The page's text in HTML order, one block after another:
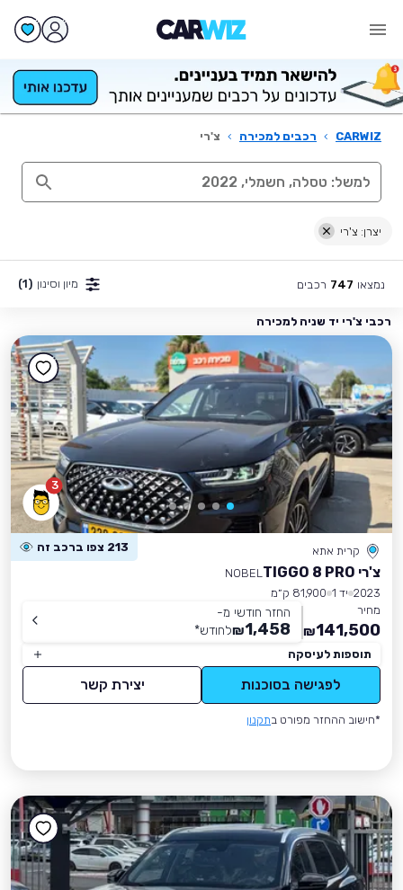
CARWIZ
› רכבים למכירה › צ'רי
יצרן: צ'רי
נמצאו 747 רכבים מיון וסינון (1)
רכבי צ'רי יד שניה למכירה
3
קרית אתא 213 צפו ברכב זה
צ'רי TIGGO 8 PRO
NOBEL
2023 יד 1
81,900 ק״מ
מחיר
141,500
₪
החזר חודשי מ-
1,458
₪לחודש*
תוספות לעיסקה
לפגישה בסוכנות יצירת קשר
*חישוב ההחזר מפורט בתקנון